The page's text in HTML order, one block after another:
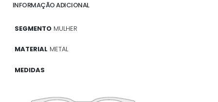
INFORMAÇÃO ADICIONAL
SEGMENTO MULHER
MATERIAL METAL
MEDIDAS